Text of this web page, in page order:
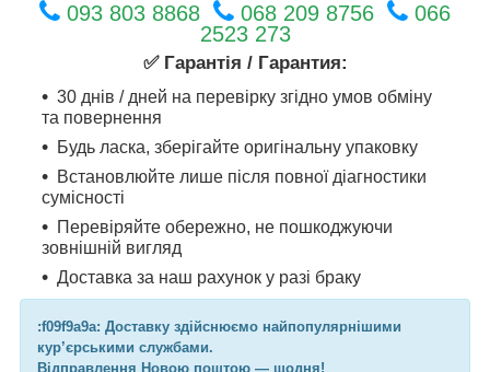
093 803 8868 068 209 8756
066
2523 273
✅ Гарантія / Гарантия:
30 днів / дней на перевірку згідно умов обміну
та повернення
Будь ласка, зберігайте оригінальну упаковку
Встановлюйте лише після повної діагностики
сумісності
Перевіряйте обережно, не пошкоджуючи
зовнішній вигляд
Доставка за наш рахунок у разі браку
:f09f9a9a: Доставку здійснюємо найпопулярнішими
кур’єрськими службами.
Відправлення Новою поштою — щодня!